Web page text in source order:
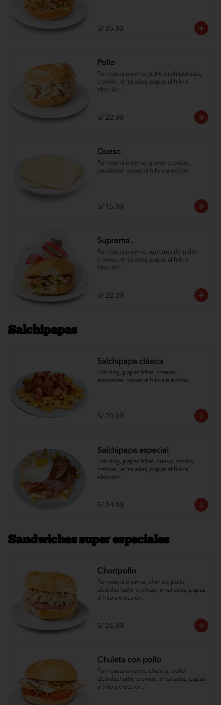
S/ 25.00
Pollo
Pan roseta o yema, pollo deshilachado,
cremas , ensaladas, papas al hilo a
elección.
S/ 22.00
Queso
Pan roseta o yema, queso, cremas ,
ensaladas, papas al hilo a elección.
S/ 15.00
Suprema.
Pan roseta o yema, suprema de pollo,
cremas , ensaladas, papas al hilo a
elección.
S/ 22.00
Salchipapas
Salchipapa clásica
Hot dog, papas fritas, cremas ,
ensaladas, papas al hilo a elección.
S/ 20.00
Salchipapa especial
Hot dog, papas fritas, huevo, tocino,
cremas , ensaladas, papas al hilo a
elección.
S/ 24.00
Sandwiches super especiales
Choripollo
Pan roseta o yema, chorizo, pollo
deshilachado, cremas , ensaladas, papas
al hilo a elección.
S/ 26.00
Chuleta con pollo
Pan roseta o yema, chuleta, pollo
deshilachado, cremas , ensaladas, papas
al hilo a elección.